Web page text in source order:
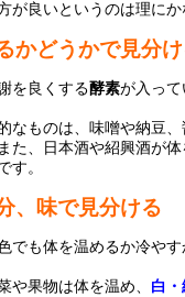
が良いというのは理にか
かどうかで見分
を良くする酵素が入っ
なものは、味噌や納豆
た、日本酒や紹興酒が
す。
、味で見分ける
でも体を温めるか冷や
や果物は体を温め、 白